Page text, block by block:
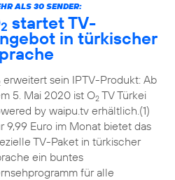
ALS 30 SENDER:
2 startet TV-
in türkischer
erweitert sein IPTV-Produkt: Ab
5. Mai 2020 ist O2TV Türkei
by waipu.tv erhältlich.(1)
9,99 Euro im Monat bietet das
TV-Paket in türkischer
ein buntes
für alle